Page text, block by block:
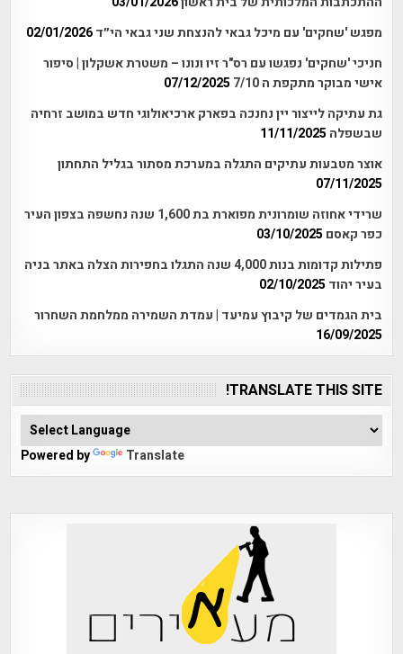
מפגש 'שחקים' עם מיכל גבאי להנצחת שני גבאי הי״ד 02/01/2026
חניכי 'שחקים' נפגשו עם רס"ר זיו ונונו – משטרת אשקלון | סיפור
אישי מבוקר מתקפת ה 7/10
07/12/2025
גת עתיקה לייצור יין נחנכה בפארק ארכיאולוגי חדש במושב זרחיה
שבשפלה 11/11/2025
אוצר מטבעות עתיקים התגלה במערכת מסתור בגליל התחתון
07/11/2025
שרידי אחוזה שומרונית מפוארת בת 1,600 שנה נחשפה בצפון העיר
כפר קאסם 03/10/2025
פתילות קדומות בנות 4,000 שנה התגלו בחפירות הצלה באתר בניה
בעיר יהוד 02/10/2025
בית הגמדים של קיבוץ עמיעד | עמדת השמירה ממלחמת השחרור
16/09/2025
TRANSLATE THIS SITE!
Powered by Translate